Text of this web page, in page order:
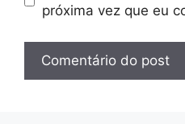
próxima vez que eu